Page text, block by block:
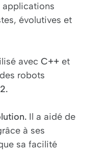
applications
évolutives et
avec C++ et
robots
Il a aidé de
à ses
sa facilité